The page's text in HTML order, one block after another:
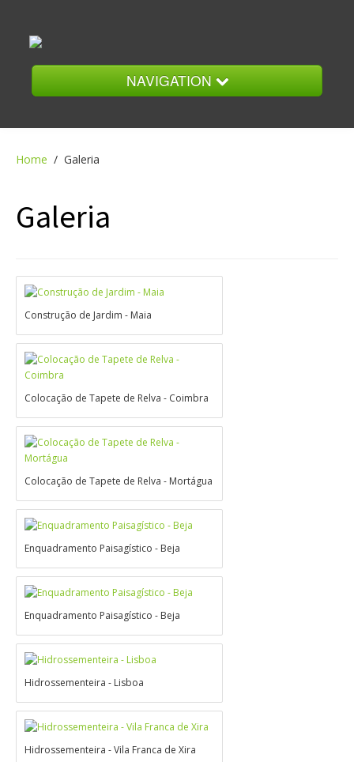
NAVIGATION
Home
Galeria
Contactos
Home / Galeria
Galeria
Construção de Jardim - Maia
Colocação de Tapete de Relva - Coimbra
Colocação de Tapete de Relva - Mortágua
Enquadramento Paisagístico - Beja
Enquadramento Paisagístico - Beja
Hidrossementeira - Lisboa
Hidrossementeira - Vila Franca de Xira